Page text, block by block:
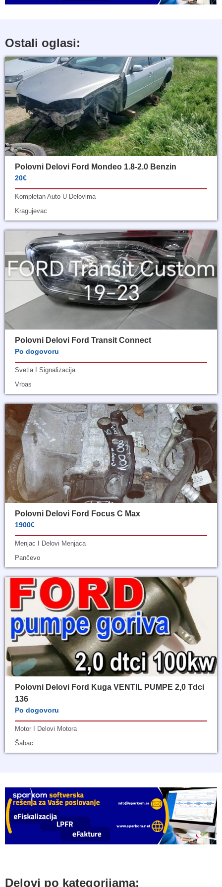
Ostali oglasi:
Polovni Delovi Ford Mondeo 1.8-2.0 Benzin
20€
Kompletan Auto U Delovima
Kragujevac
Polovni Delovi Ford Transit Connect
Po dogovoru
Svetla I Signalizacija
Vrbas
Polovni Delovi Ford Focus C Max
1900€
Menjac I Delovi Menjaca
Pančevo
Polovni Delovi Ford Kuga VENTIL PUMPE 2,0 Tdci
136
Po dogovoru
Motor I Delovi Motora
Šabac
Delovi po kategorijama: